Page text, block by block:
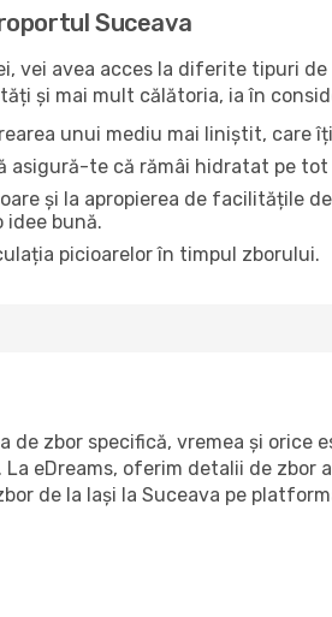
Suceava
vei avea acces la diferite tipuri
și mai mult călătoria, ia în
unui mediu mai liniștit, care
asigură-te că rămâi hidratat pe
și la apropierea de facilitățile
idee bună.
picioarelor în timpul zborului.
zbor specifică, vremea și orice
eDreams, oferim detalii de
de la Iași la Suceava pe